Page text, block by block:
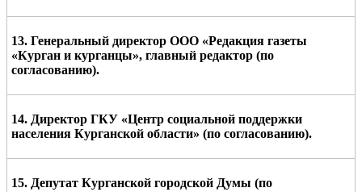
13. Генеральный директор ООО «Редакция газеты
«Курган и курганцы», главный редактор (по
согласованию).
14. Директор ГКУ «Центр социальной поддержки
населения Курганской области» (по согласованию).
15. Депутат Курганской городской Думы (по